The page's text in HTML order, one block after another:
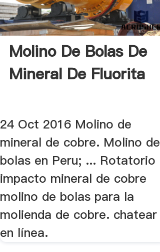
Molino De Bolas De
Mineral De Fluorita
24 Oct 2016 Molino de
mineral de cobre. Molino de
bolas en Peru; ... Rotatorio
impacto mineral de cobre
molino de bolas para la
molienda de cobre. chatear
en línea.